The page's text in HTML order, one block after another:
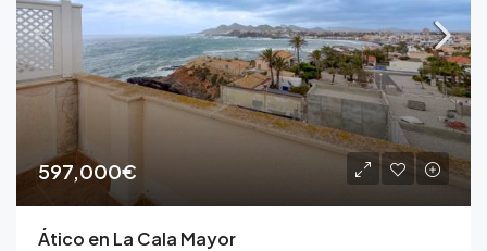
597,000€
Ático en La Cala Mayor